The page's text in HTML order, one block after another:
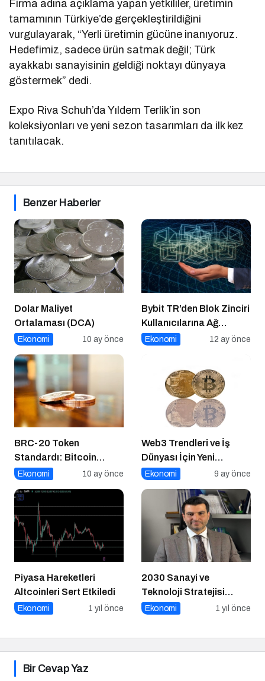
Firma adına açıklama yapan yetkililer, üretimin
tamamının Türkiye’de gerçekleştirildiğini
vurgulayarak, “Yerli üretimin gücüne inanıyoruz.
Hedefimiz, sadece ürün satmak değil; Türk
ayakkabı sanayisinin geldiği noktayı dünyaya
göstermek” dedi.
Expo Riva Schuh’da Yıldem Terlik’in son
koleksiyonları ve yeni sezon tasarımları da ilk kez
tanıtılacak.
Benzer Haberler
Dolar Maliyet
Ortalaması (DCA)
Ekonomi 10 ay önce
Bybit TR’den Blok Zinciri
Kullanıcılarına Ağ
Tıkanıklığı Rehberi!
Ekonomi 12 ay önce
BRC-20 Token
Standardı: Bitcoin
Üzerindeki Deneysel
Ekonomi 10 ay önce
Web3 Trendleri ve İş
Dünyası İçin Yeni
Fırsatlar
Ekonomi 9 ay önce
Piyasa Hareketleri
Altcoinleri Sert Etkiledi
Ekonomi 1 yıl önce
2030 Sanayi ve
Teknoloji Stratejisi
Açıklandı
Ekonomi 1 yıl önce
Bir Cevap Yaz